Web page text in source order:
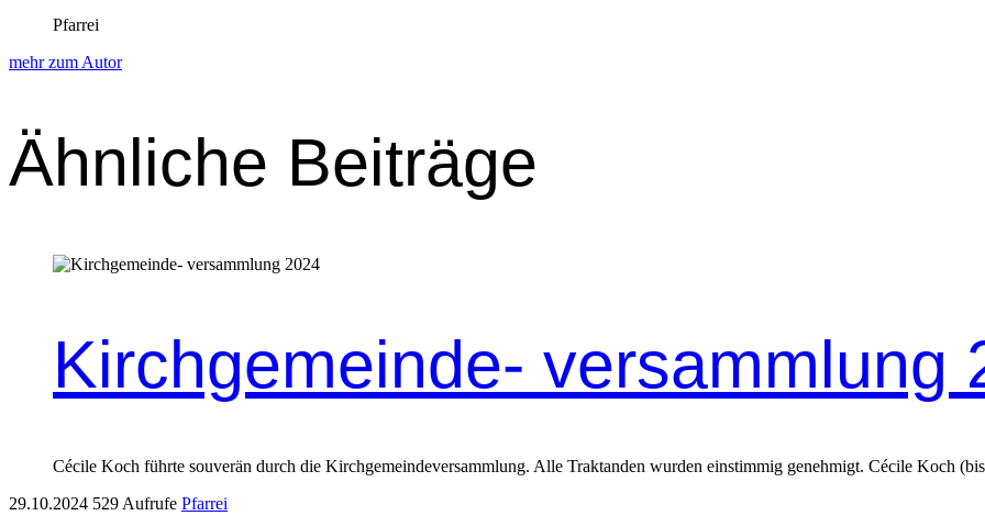
Pfarrei
mehr zum Autor
Ähnliche Beiträge
Kirchgemeinde- versammlung
Cécile Koch führte sou­verän durch die Kirchge­mein­de­v­er­samm­lung. Alle Trak­tanden wur­den ein­stim­mig genehmigt. Cécile Koch
29.10.2024 529 Aufrufe Pfarrei